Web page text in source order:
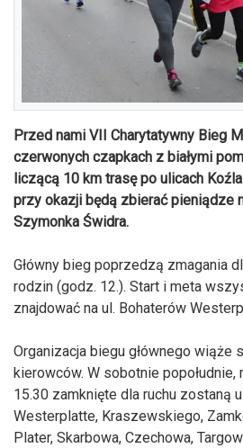
Przed nami VII Charytatywny Bieg
czerwonych czapkach z białymi
liczącą 10 km trasę po ulicach
przy okazji będą zbierać pieniądze
Szymonka Świdra.
Główny bieg poprzedzą zmagania
rodzin (godz. 12.). Start i meta
znajdować na ul. Bohaterów
Organizacja biegu głównego wiąże
kierowców. W sobotnie popołudnie,
15.30 zamknięte dla ruchu zostaną
Westerplatte, Kraszewskiego,
Plater, Skarbowa, Czechowa,